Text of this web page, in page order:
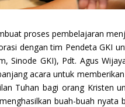
proses pembelajaran
dengan tim Pendeta GKI
Sinode GKI), Pdt. Agus
acara untuk
Tuhan bagi orang Kristen
buah-buah nyata